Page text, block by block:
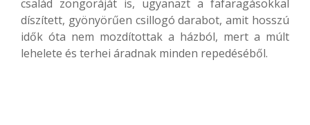
család zongoráját is, ugyanazt a fafaragásokkal
díszített, gyönyörűen csillogó darabot, amit hosszú
idők óta nem mozdítottak a házból, mert a múlt
lehelete és terhei áradnak minden repedéséből.